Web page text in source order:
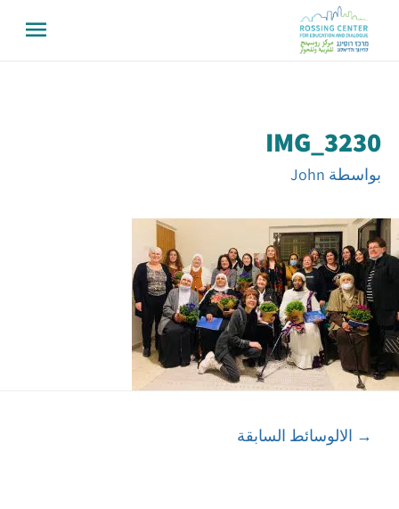
IMG_3230
بواسطة John
→ الالوسائط السابقة